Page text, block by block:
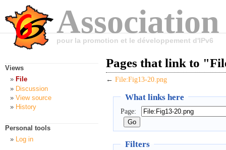
pour la promotion et le développement d'IPv6
Pages that link to
← File:Fig13-20.png
What links here
Page:
Filters
Views
File
Discussion
View source
History
Personal tools
Log in